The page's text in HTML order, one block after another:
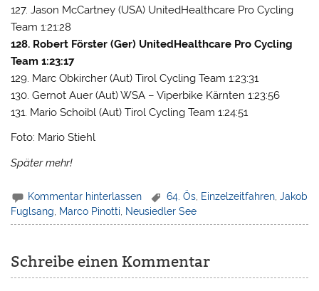
127. Jason McCartney (USA) UnitedHealthcare Pro Cycling
Team 1:21:28
128. Robert Förster (Ger) UnitedHealthcare Pro Cycling
Team 1:23:17
129. Marc Obkircher (Aut) Tirol Cycling Team 1:23:31
130. Gernot Auer (Aut) WSA – Viperbike Kärnten 1:23:56
131. Mario Schoibl (Aut) Tirol Cycling Team 1:24:51
Foto: Mario Stiehl
Später mehr!
Kommentar hinterlassen 64. Ös Einzelzeitfahren ,Jakob
Fuglsang
Marco Pinotti Neusiedler See
Schreibe einen Kommentar